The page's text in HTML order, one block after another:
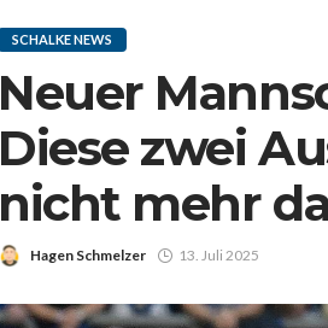
SCHALKE NEWS
Neuer
Diese zwei
nicht mehr
Hagen Schmelzer 13. Juli 2025